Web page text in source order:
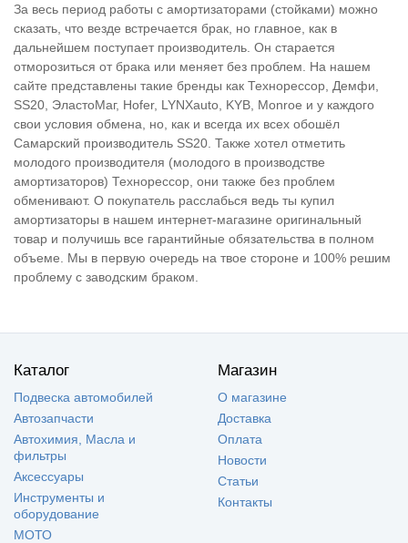
За весь период работы с амортизаторами (стойками) можно
сказать, что везде встречается брак, но главное, как в
дальнейшем поступает производитель. Он старается
отморозиться от брака или меняет без проблем. На нашем
сайте представлены такие бренды как Технорессор, Демфи,
SS20, ЭластоМаг, Hofer, LYNXauto, KYB, Monroe и у каждого
свои условия обмена, но, как и всегда их всех обошёл
Самарский производитель SS20. Также хотел отметить
молодого производителя (молодого в производстве
амортизаторов) Технорессор, они также без проблем
обменивают. О покупатель расслабься ведь ты купил
амортизаторы в нашем интернет-магазине оригинальный
товар и получишь все гарантийные обязательства в полном
объеме. Мы в первую очередь на твое стороне и 100% решим
проблему с заводским браком.
Каталог
Подвеска автомобилей
Автозапчасти
Автохимия, Масла и
фильтры
Аксессуары
Инструменты и
оборудование
МОТО
Магазин
О магазине
Доставка
Оплата
Новости
Статьи
Контакты